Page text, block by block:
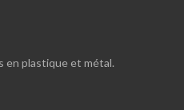
en plastique et métal.